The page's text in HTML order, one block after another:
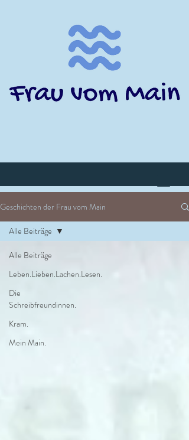
Geschichten der Frau vom Main
Alle Beiträge
Leben.Lieben.Lachen.Lesen.
Die
Schreibfreundinnen.
Kram.
Mein Main.
Alle Beiträge